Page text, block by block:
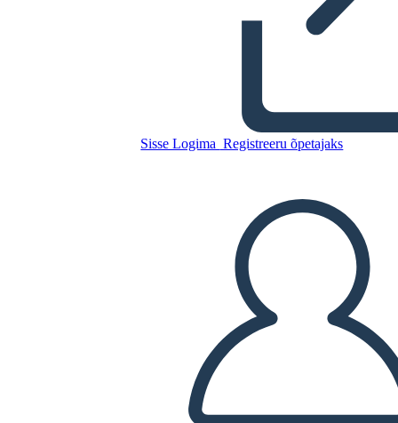
Sisse Logima Registreeru õpetajaks
Twitter Başlığı-1
Kopeerige see süžeeskeemid
LUUA STORYBOARD
LOE MULLE